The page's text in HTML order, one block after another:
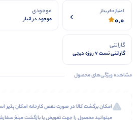
امتیاز 0 خریدار
0.0
موجودی
موجود در انبار
گارانتی
گارانتی تست 7 روزه دیجی
مشاهده ویژگی‌های محصول
امکان برگشت کالا در صورت نقض کارخانه امکان